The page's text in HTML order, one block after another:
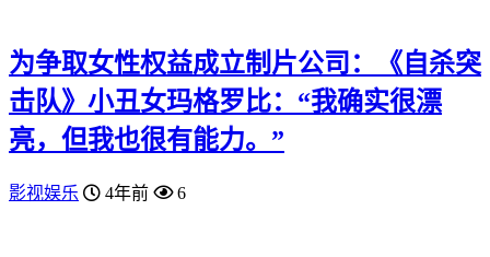
为争取女性权益成立制片公司：《自杀突
击队》小丑女玛格罗比：“我确实很漂
亮，但我也很有能力。”
影视娱乐 4年前 6